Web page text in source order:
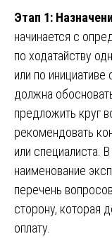
Этап 1:
начинается с
по ходатайству
или по
должна
предложить круг
рекомендовать
или специалиста.
наименование
перечень
сторону, которая
оплату.